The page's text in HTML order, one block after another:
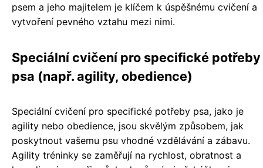
psem a jeho majitelem je klíčem k úspěšnému cvičení a
vytvoření pevného vztahu mezi nimi.
Speciální cvičení pro specifické potřeby
psa (např. agility, obedience)
Speciální cvičení pro specifické potřeby psa, jako je
agility nebo obedience, jsou skvělým způsobem, jak
poskytnout vašemu psu vhodné vzdělávání a zábavu.
Agility tréninky se zaměřují na rychlost, obratnost a